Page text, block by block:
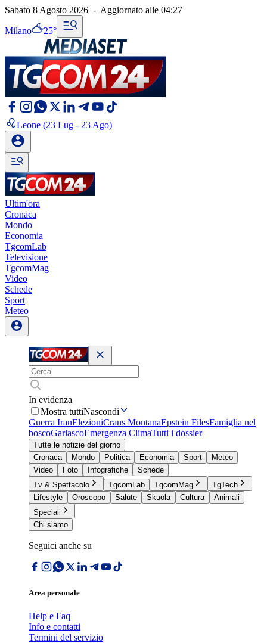
Sabato 8 Agosto 2026 - Aggiornato alle 04:27
Milano 25°
Leone (23 Lug - 23 Ago)
Ultim'ora
Cronaca
Mondo
Economia
TgcomLab
Televisione
TgcomMag
Video
Schede
Sport
Meteo
In evidenza
Mostra tuttiNascondi
Guerra IranElezioniCrans MontanaEpstein FilesFamiglia nel
boscoGarlascoEmergenza ClimaTutti i dossier
Tutte le notizie del giorno
Cronaca
Mondo Politica Economia Sport
Meteo
Video
Foto Infografiche
Schede
Tv & Spettacolo
TgcomLab TgcomMag
TgTech
Lifestyle
Oroscopo Salute Skuola Cultura
Animali
Speciali
Chi siamo
Seguici anche su
Area personale
Help e Faq
Info e contatti
Termini del servizio